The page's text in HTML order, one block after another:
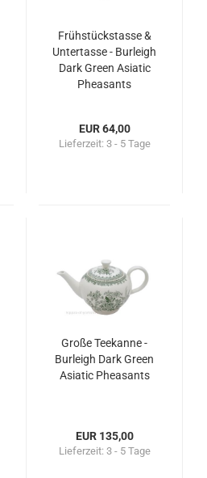
Frühstückstasse &
Untertasse - Burleigh
Dark Green Asiatic
Pheasants
EUR 64,00
Lieferzeit: 3 - 5 Tage
Große Teekanne -
Burleigh Dark Green
Asiatic Pheasants
EUR 135,00
Lieferzeit: 3 - 5 Tage